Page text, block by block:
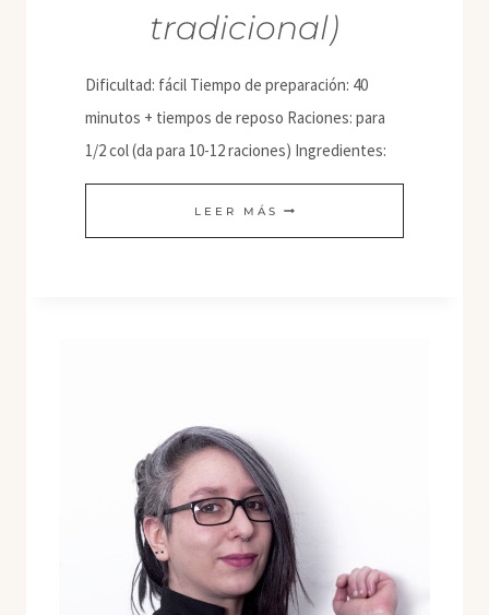
tradicional)
Dificultad: fácil Tiempo de preparación: 40
minutos + tiempos de reposo Raciones: para
1/2 col (da para 10-12 raciones) Ingredientes:
LEER MÁS TONGBAECHU
KIMCHI